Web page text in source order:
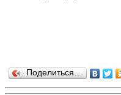
Поделиться…